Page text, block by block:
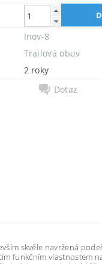
Inov-8
Trailová obuv
2 roky
Dotaz
skvěle navržená
funkčním vlastnostem